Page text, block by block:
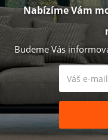
Nabízíme Vám
Budeme Vás